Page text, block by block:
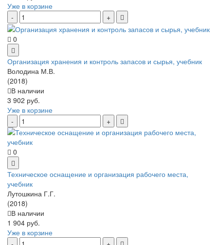
Уже в корзине
0
Организация хранения и контроль запасов и сырья, учебник
Володина М.В.
(2018)
В наличии
3 902 руб.
Уже в корзине
0
Техническое оснащение и организация рабочего места,
учебник
Лутошкина Г.Г.
(2018)
В наличии
1 904 руб.
Уже в корзине